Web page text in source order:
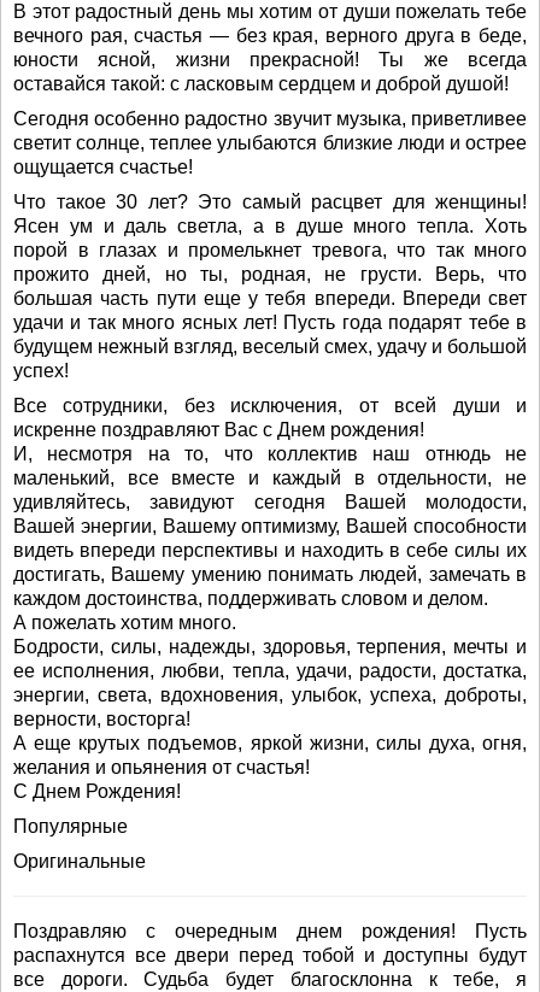
В этот радостный день мы хотим от души пожелать тебе
вечного рая, счастья — без края, верного друга в беде,
юности ясной, жизни прекрасной! Ты же всегда
оставайся такой: с ласковым сердцем и доброй душой!
Сегодня особенно радостно звучит музыка, приветливее
светит солнце, теплее улыбаются близкие люди и острее
ощущается счастье!
Что такое 30 лет? Это самый расцвет для женщины!
Ясен ум и даль светла, а в душе много тепла. Хоть
порой в глазах и промелькнет тревога, что так много
прожито дней, но ты, родная, не грусти. Верь, что
большая часть пути еще у тебя впереди. Впереди свет
удачи и так много ясных лет! Пусть года подарят тебе в
будущем нежный взгляд, веселый смех, удачу и большой
успех!
Все сотрудники, без исключения, от всей души и
искренне поздравляют Вас с Днем рождения!
И, несмотря на то, что коллектив наш отнюдь не
маленький, все вместе и каждый в отдельности, не
удивляйтесь, завидуют сегодня Вашей молодости,
Вашей энергии, Вашему оптимизму, Вашей способности
видеть впереди перспективы и находить в себе силы их
достигать, Вашему умению понимать людей, замечать в
каждом достоинства, поддерживать словом и делом.
А пожелать хотим много.
Бодрости, силы, надежды, здоровья, терпения, мечты и
ее исполнения, любви, тепла, удачи, радости, достатка,
энергии, света, вдохновения, улыбок, успеха, доброты,
верности, восторга!
А еще крутых подъемов, яркой жизни, силы духа, огня,
желания и опьянения от счастья!
С Днем Рождения!
Популярные
Оригинальные
Поздравляю с очередным днем рождения! Пусть
распахнутся все двери перед тобой и доступны будут
все дороги. Судьба будет благосклонна к тебе, я